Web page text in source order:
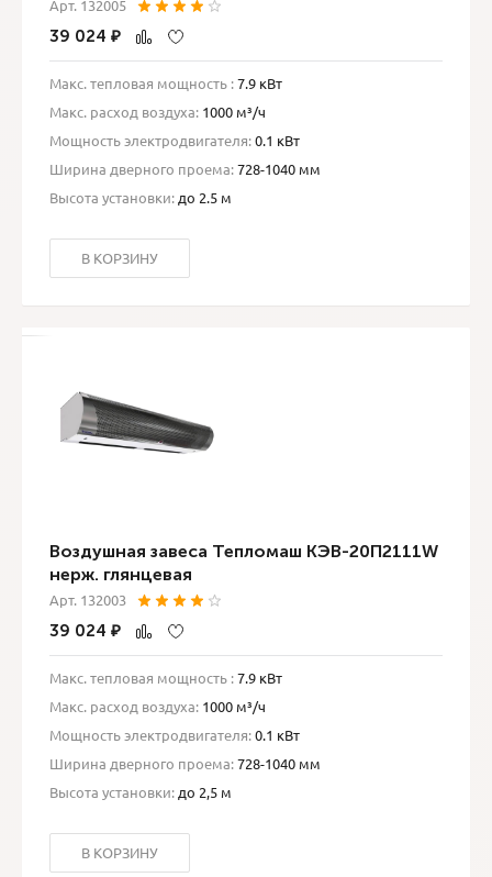
Арт. 132005
39 024 ₽
Макс. тепловая мощность :7.9 кВт
Макс. расход воздуха: 1000 м³/ч
Мощность электродвигателя:0.1 кВт
Ширина дверного проема:728-1040 мм
Высота установки: до 2.5 м
В КОРЗИНУ
Воздушная завеса Тепломаш КЭВ-20П2111W
нерж. глянцевая
Арт. 132003
39 024 ₽
Макс. тепловая мощность :7.9 кВт
Макс. расход воздуха: 1000 м³/ч
Мощность электродвигателя:0.1 кВт
Ширина дверного проема:728-1040 мм
Высота установки: до 2,5 м
В КОРЗИНУ